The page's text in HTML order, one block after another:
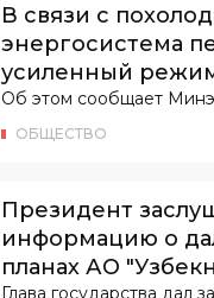
ОБЩЕСТВО
В связи с
энергосистема
усиленный
Об этом сообщает
Президент
информацию о
планах АО